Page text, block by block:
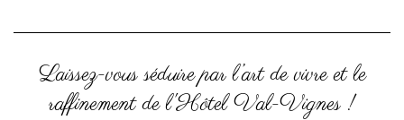
Laissez-vous séduire par l’art de vivre et le
raffinement de l'Hôtel Val-Vignes !